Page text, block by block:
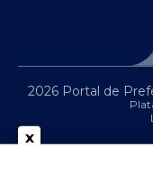
2026 Portal de
x